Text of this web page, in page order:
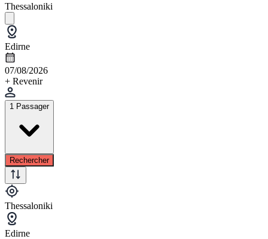
Thessaloniki
Edirne
07/08/2026
+ Revenir
1 Passager
Rechercher
Thessaloniki
Edirne